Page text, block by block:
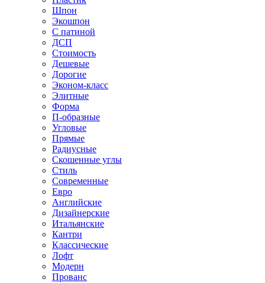
Шпон
Экошпон
С патиной
ДСП
Стоимость
Дешевые
Дорогие
Эконом-класс
Элитные
Форма
П-образные
Угловые
Прямые
Радиусные
Скошенные углы
Стиль
Современные
Евро
Английские
Дизайнерские
Итальянские
Кантри
Классические
Лофт
Модерн
Прованс